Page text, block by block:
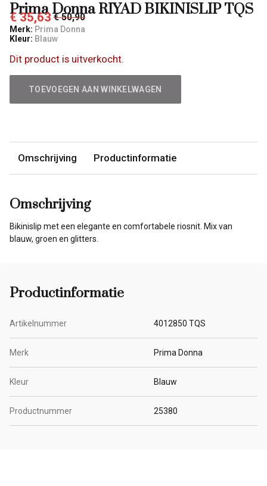
Prima Donna RIYAD BIKINISLIP TQS
€ 35,63 € 50,90
Merk: Prima Donna
Kleur: Blauw
Dit product is uitverkocht.
TOEVOEGEN AAN WINKELWAGEN
Omschrijving Productinformatie
Omschrijving
Bikinislip met een elegante en comfortabele riosnit. Mix van
blauw, groen en glitters.
Productinformatie
Artikelnummer 4012850 TQS
Merk Prima Donna
Kleur Blauw
Productnummer 25380